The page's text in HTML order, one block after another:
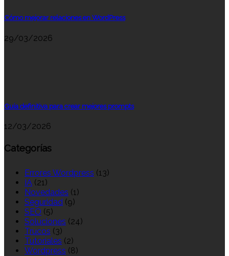
Cómo mejorar relaciones en WordPress
29/03/2026
Guía definitiva para crear mejores prompts
12/03/2026
Categorías
Errores Wordpress (13)
IA (21)
Novedades (1)
Seguridad (9)
SEO (5)
Soluciones (24)
Trucos (3)
Tutoriales (2)
Wordpress (8)